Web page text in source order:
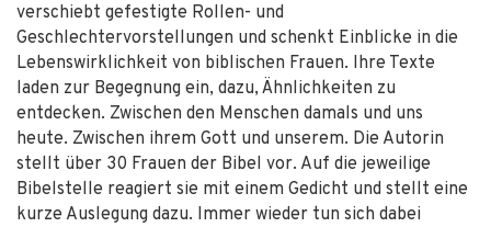
verschiebt gefestigte Rollen- und
Geschlechtervorstellungen und schenkt Einblicke in die
Lebenswirklichkeit von biblischen Frauen. Ihre Texte
laden zur Begegnung ein, dazu, Ähnlichkeiten zu
entdecken. Zwischen den Menschen damals und uns
heute. Zwischen ihrem Gott und unserem. Die Autorin
stellt über 30 Frauen der Bibel vor. Auf die jeweilige
Bibelstelle reagiert sie mit einem Gedicht und stellt eine
kurze Auslegung dazu. Immer wieder tun sich dabei